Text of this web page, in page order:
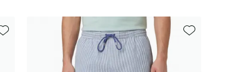
Toevoegen aan favorieten